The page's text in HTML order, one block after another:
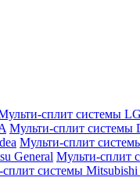
сплит системы LG
Мульти-сплит системы
Мульти-сплит
General Мульти-сплит
системы